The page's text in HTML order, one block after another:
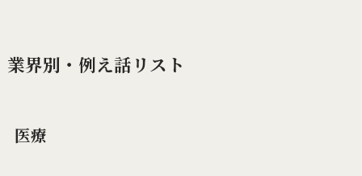
業界別・例え話リスト
医療